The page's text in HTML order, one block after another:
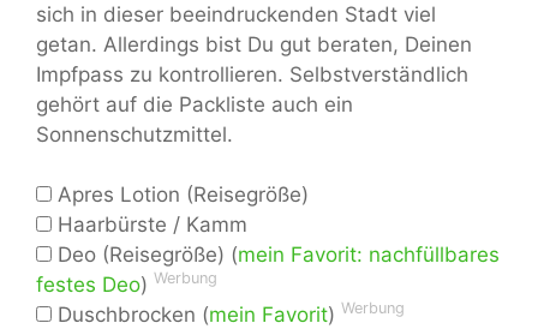
sich in dieser beeindruckenden Stadt viel
getan. Allerdings bist Du gut beraten, Deinen
Impfpass zu kontrollieren. Selbstverständlich
gehört auf die Packliste auch ein
Sonnenschutzmittel.
Apres Lotion (Reisegröße)
Haarbürste / Kamm
Deo (Reisegröße) (mein Favorit: nachfüllbares
festes Deo) Werbung
Duschbrocken (mein Favorit) Werbung